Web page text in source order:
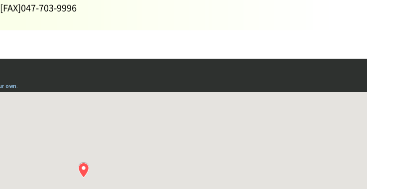
[FAX]047-703-9996